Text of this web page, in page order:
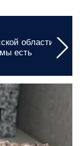
области:
есть